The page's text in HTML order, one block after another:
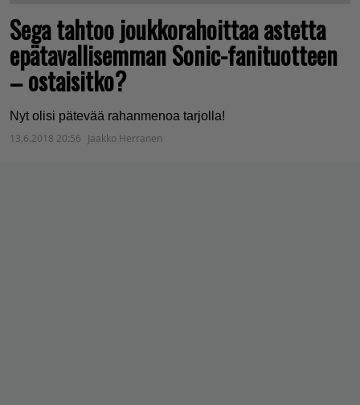
Sega tahtoo joukkorahoittaa astetta
epätavallisemman Sonic-fanituotteen
– ostaisitko?
Nyt olisi pätevää rahanmenoa tarjolla!
13.6.2018 20:56 Jaakko Herranen